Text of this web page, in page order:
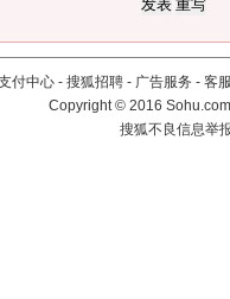
付中心 - 搜狐招聘 - 广告服务 - 客
Copyright©2016
搜狐不良信息举